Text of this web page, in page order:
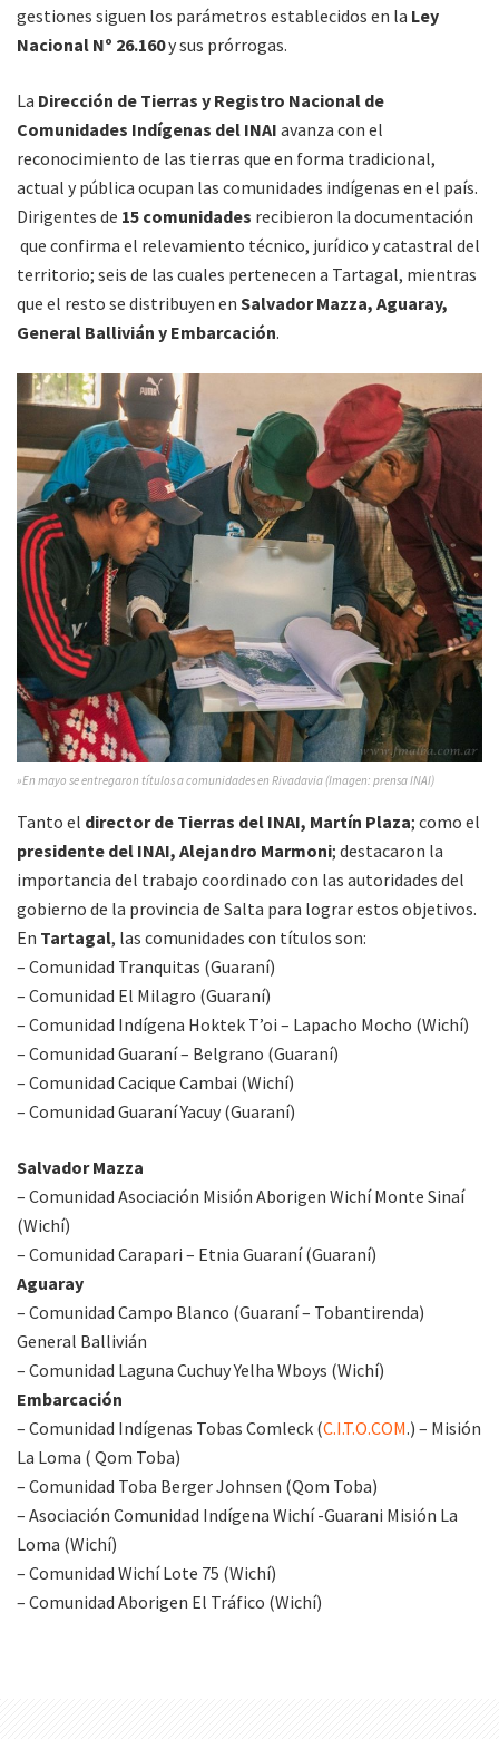
gestiones siguen los parámetros establecidos en la Ley
Nacional Nº 26.160y sus prórrogas.
La Dirección de Tierras y Registro Nacional de
Comunidades Indígenas del INAI avanza con el
reconocimiento de las tierras que en forma tradicional,
actual y pública ocupan las comunidades indígenas en el país.
Dirigentes de 15 comunidades recibieron la documentación
que confirma el relevamiento técnico, jurídico y catastral del
territorio; seis de las cuales pertenecen a Tartagal, mientras
que el resto se distribuyen en Salvador Mazza, Aguaray,
General Ballivián y Embarcación.
»En mayo se entregaron títulos a comunidades en Rivadavia (Imagen: prensa INAI)
Tanto el director de Tierras del INAI, Martín Plaza; como el
presidente del INAI, Alejandro Marmoni; destacaron la
importancia del trabajo coordinado con las autoridades del
gobierno de la provincia de Salta para lograr estos objetivos.
En Tartagal, las comunidades con títulos son:
– Comunidad Tranquitas (Guaraní)
– Comunidad El Milagro (Guaraní)
– Comunidad Indígena Hoktek T’oi – Lapacho Mocho (Wichí)
– Comunidad Guaraní – Belgrano (Guaraní)
– Comunidad Cacique Cambai (Wichí)
– Comunidad Guaraní Yacuy (Guaraní)
Salvador Mazza
– Comunidad Asociación Misión Aborigen Wichí Monte Sinaí
(Wichí)
– Comunidad Carapari – Etnia Guaraní (Guaraní)
Aguaray
– Comunidad Campo Blanco (Guaraní – Tobantirenda)
General Ballivián
– Comunidad Laguna Cuchuy Yelha Wboys (Wichí)
Embarcación
– Comunidad Indígenas Tobas Comleck (C.I.T.O.COM.) – Misión
La Loma ( Qom Toba)
– Comunidad Toba Berger Johnsen (Qom Toba)
– Asociación Comunidad Indígena Wichí -Guarani Misión La
Loma (Wichí)
– Comunidad Wichí Lote 75 (Wichí)
– Comunidad Aborigen El Tráfico (Wichí)